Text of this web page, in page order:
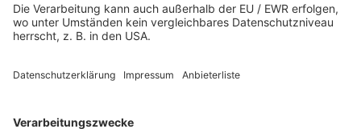
Streams
Rocknews
Band-Alphabet
Rockfakten
Rockquiz